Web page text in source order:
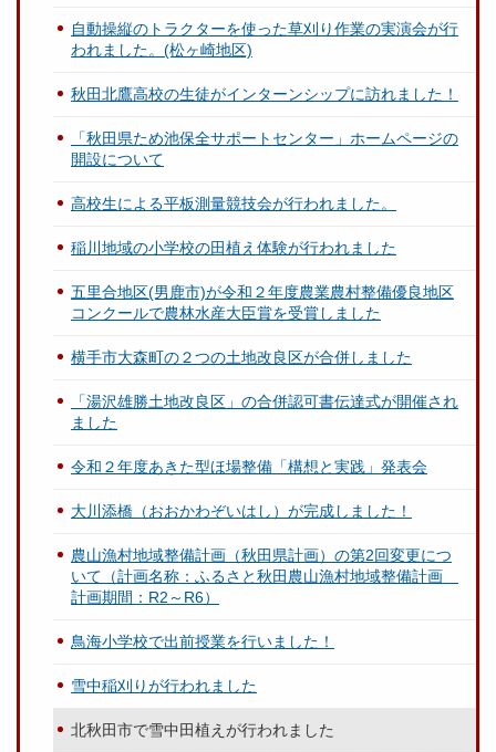
自動操縦のトラクターを使った草刈り作業の実演会が行
われました。(松ヶ崎地区)
秋田北鷹高校の生徒がインターンシップに訪れました！
「秋田県ため池保全サポートセンター」ホームページの
開設について
高校生による平板測量競技会が行われました。
稲川地域の小学校の田植え体験が行われました
五里合地区(男鹿市)が令和２年度農業農村整備優良地区
コンクールで農林水産大臣賞を受賞しました
横手市大森町の２つの土地改良区が合併しました
「湯沢雄勝土地改良区」の合併認可書伝達式が開催され
ました
令和２年度あきた型ほ場整備「構想と実践」発表会
大川添橋（おおかわぞいはし）が完成しました！
農山漁村地域整備計画（秋田県計画）の第2回変更につ
いて（計画名称：ふるさと秋田農山漁村地域整備計画
計画期間：R2～R6）
鳥海小学校で出前授業を行いました！
雪中稲刈りが行われました
北秋田市で雪中田植えが行われました